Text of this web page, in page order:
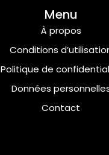
Menu
À propos
Conditions
Politique de
Données
Contact